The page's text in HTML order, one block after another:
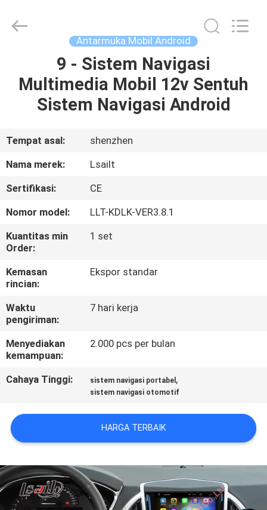
RUMAH
PRODUK
VIDEO
KAMI
TUR
PABRIK
KUALITAS
HUBUNGI
KAMI
BERITA
KASUS
SITEMAP
Electron
Co.,Ltd.
Antarmuka Mobil Android
9 - Sistem Navigasi
Multimedia Mobil 12v Sentuh
Sistem Navigasi Android
Tempat asal:
shenzhen
Nama merek:
Lsailt
Sertifikasi:
CE
Nomor model:
LLT-KDLK-VER3.8.1
Kuantitas min
Order:
1 set
Kemasan
rincian:
Ekspor standar
Waktu
pengiriman:
7 hari kerja
Menyediakan
kemampuan:
2.000 pcs per bulan
Cahaya Tinggi: sistem navigasi portabel ,
sistem navigasi otomotif
HARGA TERBAIK